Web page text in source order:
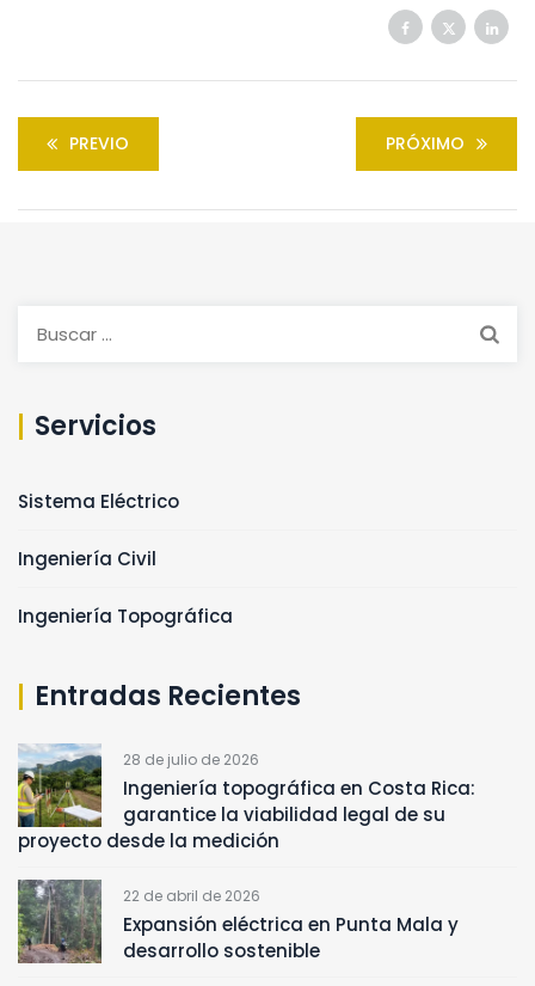
PREVIO PRÓXIMO
Servicios
Sistema Eléctrico
Ingeniería Civil
Ingeniería Topográfica
Entradas Recientes
28 de julio de 2026
Ingeniería topográfica en Costa Rica:
garantice la viabilidad legal de su
proyecto desde la medición
22 de abril de 2026
Expansión eléctrica en Punta Mala y
desarrollo sostenible